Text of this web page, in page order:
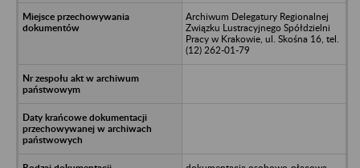
Archiwum Delegatury Regionalnej
Związku Lustracyjnego Spółdzielni
Pracy w Krakowie, ul. Skośna 16, tel.
(12) 262-01-79